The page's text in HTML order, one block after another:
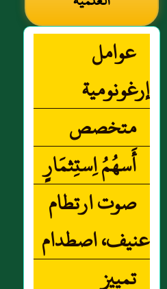
عوامل
إرغونومية
متخصص
‏أَسهُمُ اِستِثمَارٍ‏
صوت ارتطام
عنيف، اصطدام
تمييز